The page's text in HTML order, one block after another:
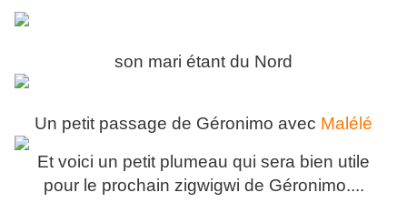
son mari étant du Nord
Un petit passage de Géronimo avec Malélé
Et voici un petit plumeau qui sera bien utile
pour le prochain zigwigwi de Géronimo....